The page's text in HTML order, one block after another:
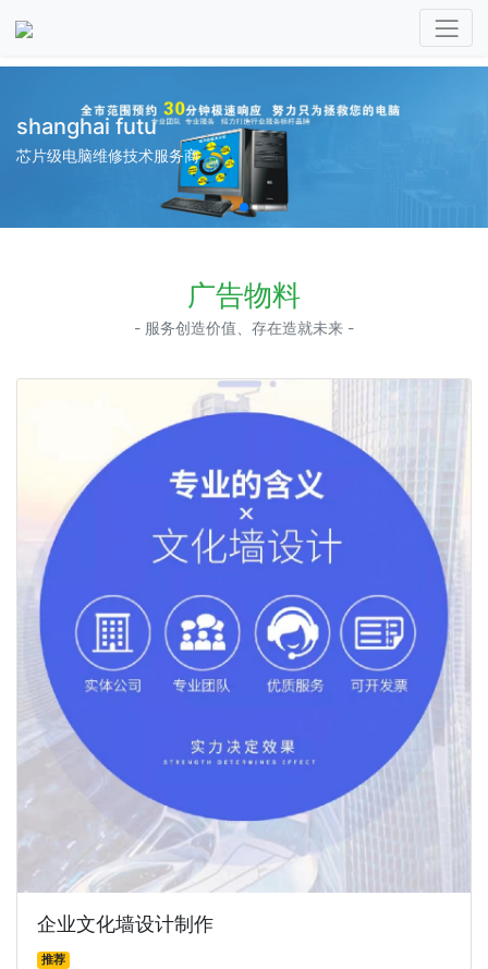
shanghai futu
芯片级电脑维修技术服务商
广告物料
- 服务创造价值、存在造就未来 -
企业文化墙设计制作
推荐